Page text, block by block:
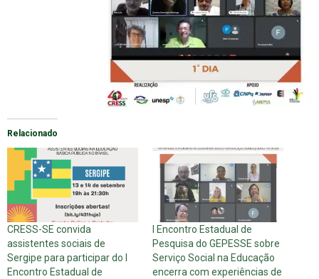
Relacionado
CRESS-SE convida
assistentes sociais de
Sergipe para participar do I
Encontro Estadual de
I Encontro Estadual de
Pesquisa do GEPESSE sobre
Serviço Social na Educação
encerra com experiências de